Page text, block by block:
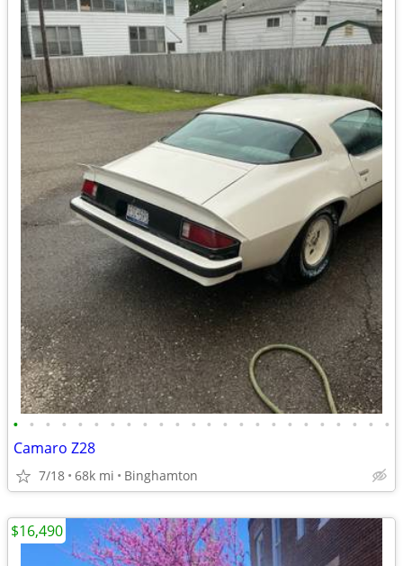
• • • • • • • • • • • • • • • • • • • • • • • •
Camaro Z28
7/18 68k mi Binghamton
$16,490